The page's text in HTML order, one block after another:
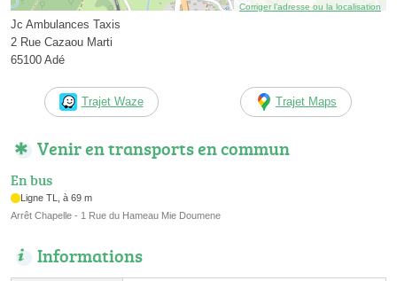
Corriger l’adresse ou la localisation
Jc Ambulances Taxis
2 Rue Cazaou Marti
65100 Adé
Trajet Waze Trajet Maps
Venir en transports en commun
En bus
Ligne TL, à 69 m
Arrêt Chapelle - 1 Rue du Hameau Mie Doumene
Informations